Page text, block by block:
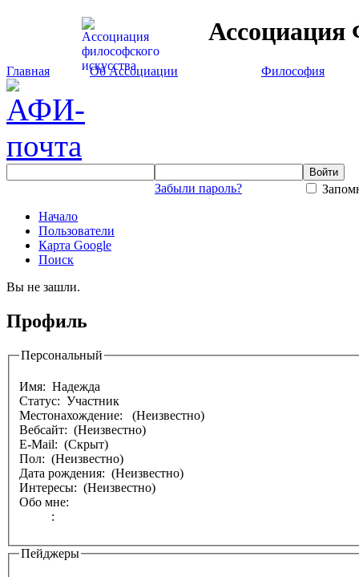
Ассоциация
Главная Об Ассоциации Философия
Забыли пароль?
Начало
Пользователи
Карта Google
Поиск
Вы не зашли.
Профиль
Персональный
Имя: Надежда
Статус: Участник
Местонахождение: (Неизвестно)
Вебсайт: (Неизвестно)
E-Mail: (Скрыт)
Пол: (Неизвестно)
Дата рождения: (Неизвестно)
Интересы: (Неизвестно)
Обо мне:
:
Пейджеры